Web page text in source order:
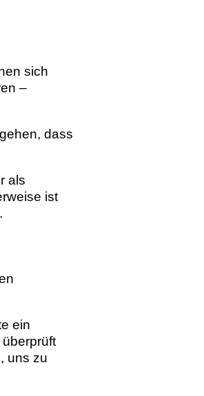
sich
–
dass
als
ist
ein
uns zu